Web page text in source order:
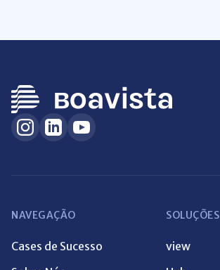
NAVEGAÇÃO
Cases de Sucesso
SOLUÇÕES
view